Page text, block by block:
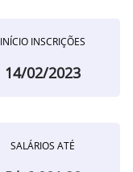
INÍCIO INSCRIÇÕES
14/02/2023
SALÁRIOS ATÉ